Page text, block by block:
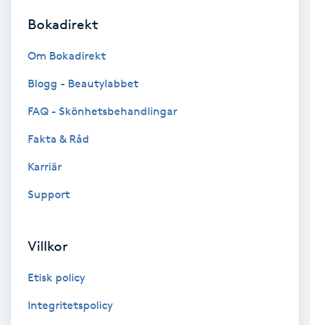
Color correction
Cryoterapi
Damklippning
Diamantslipning
Enzympeeling
Extensions
Bokadirekt
Om Bokadirekt
Blogg - Beautylabbet
FAQ - Skönhetsbehandlingar
Fakta & Råd
Karriär
Support
Villkor
Etisk policy
Integritetspolicy